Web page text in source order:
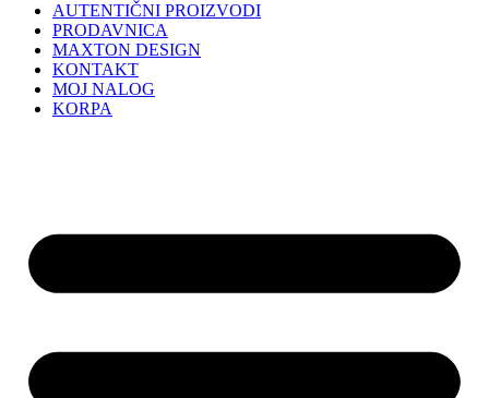
AUTENTIČNI PROIZVODI
PRODAVNICA
MAXTON DESIGN
KONTAKT
MOJ NALOG
KORPA